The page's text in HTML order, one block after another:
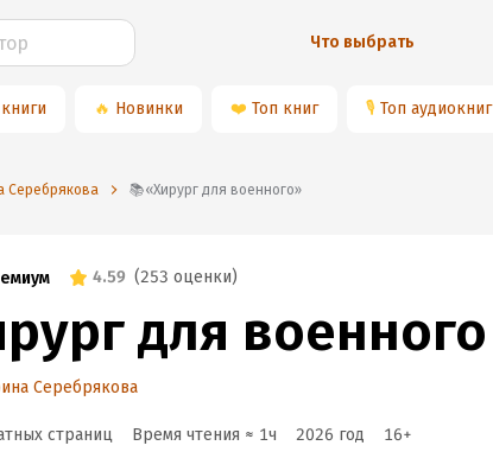
Что выбрать
🔥 Новинки ❤️ Топ книг 🎙 Топ аудиокниг
Серебрякова 📚«Хирург для военного»
4.59 (253 оценки)
для военного
Серебрякова
страниц Время чтения ≈ 1ч 2026 год 16+